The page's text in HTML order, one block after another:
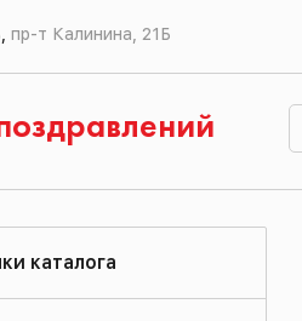
пр-т Калинина, 21Б
каталога